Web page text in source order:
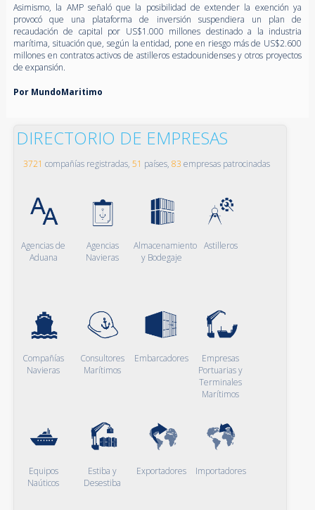
Asimismo, la AMP señaló que la posibilidad de extender la exención ya
provocó que una plataforma de inversión suspendiera un plan de
recaudación de capital por US$1.000 millones destinado a la industria
marítima, situación que, según la entidad, pone en riesgo más de US$2.600
millones en contratos activos de astilleros estadounidenses y otros proyectos
de expansión.
Por MundoMaritimo
DIRECTORIO DE EMPRESAS
3721 compañías registradas, 51 países, 83 empresas patrocinadas
Agencias de
Aduana
Agencias
Navieras
Almacenamiento
y Bodegaje
Astilleros
Compañías
Navieras
Consultores
Marítimos
Embarcadores
Empresas
Portuarias y
Terminales
Marítimos
Equipos
Naúticos
Estiba y
Desestiba
Exportadores Importadores